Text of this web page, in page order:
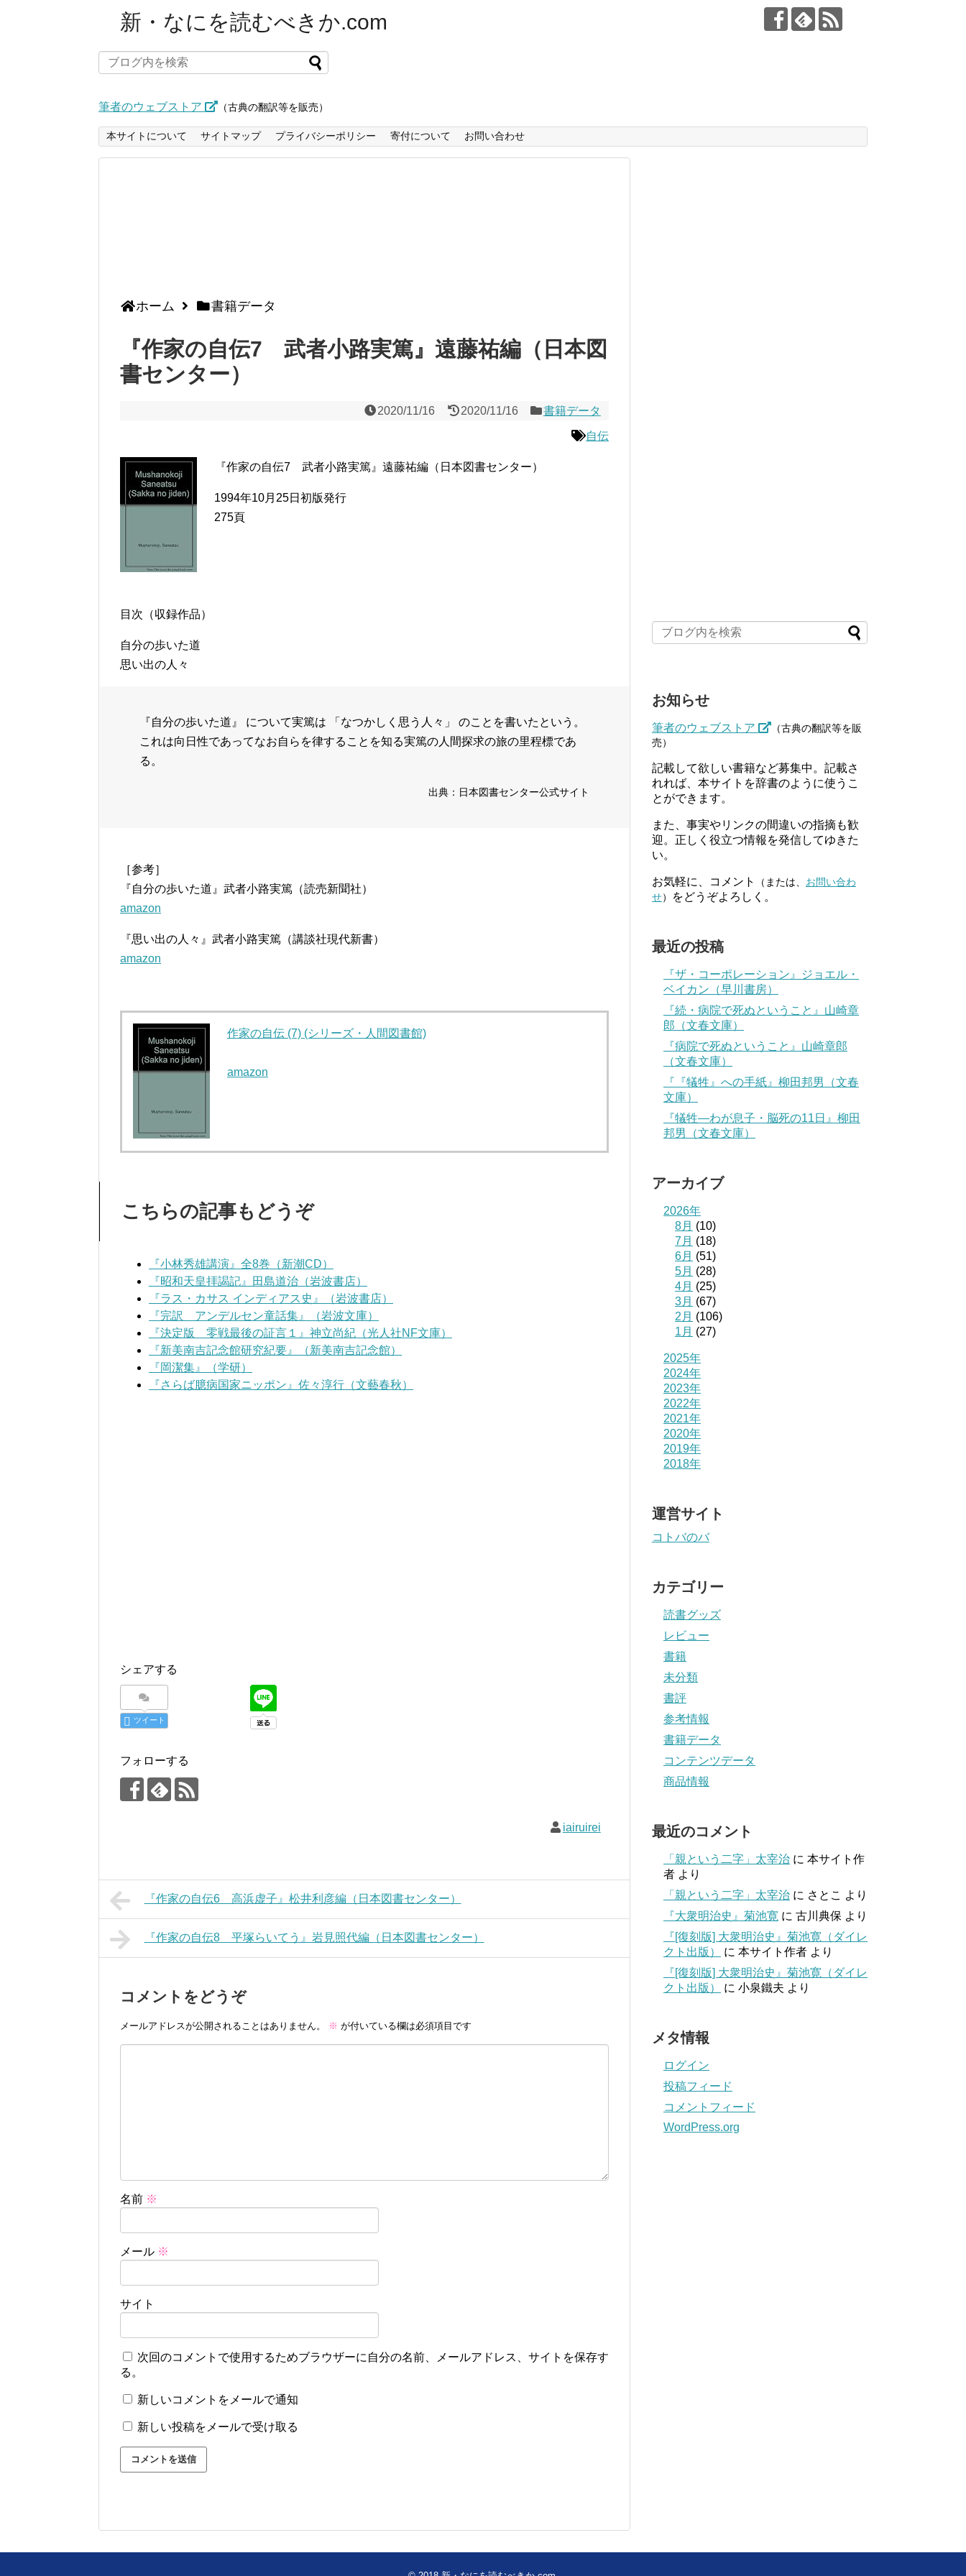
新・なにを読むべきか.com
筆者のウェブストア （古典の翻訳等を販売）
本サイトについて サイトマップ プライバシーポリシー 寄付について お問い合わせ
ホーム 書籍データ
『作家の自伝7 武者小路実篤』遠藤祐編（日本図
書センター）
2020/11/16 2020/11/16 書籍データ
自伝
『作家の自伝7 武者小路実篤』遠藤祐編（日本図書センター）
1994年10月25日初版発行
275頁
目次（収録作品）
自分の歩いた道
思い出の人々
『自分の歩いた道』 について実篤は 「なつかしく思う人々」 のことを書いたという。
これは向日性であってなお自らを律することを知る実篤の人間探求の旅の里程標であ
る。
出典：日本図書センター公式サイト
［参考］
『自分の歩いた道』武者小路実篤（読売新聞社）
amazon
『思い出の人々』武者小路実篤（講談社現代新書）
amazon
作家の自伝 (7) (シリーズ・人間図書館)
amazon
こちらの記事もどうぞ
『小林秀雄講演』全8巻（新潮CD）
『昭和天皇拝謁記』田島道治（岩波書店）
『ラス・カサス インディアス史』（岩波書店）
『完訳 アンデルセン童話集』（岩波文庫）
『決定版 零戦最後の証言１』神立尚紀（光人社NF文庫）
『新美南吉記念館研究紀要』（新美南吉記念館）
『岡潔集』（学研）
『さらば臆病国家ニッポン』佐々淳行（文藝春秋）
シェアする
ツイート
フォローする
iairuirei
『作家の自伝6 高浜虚子』松井利彦編（日本図書センター）
『作家の自伝8 平塚らいてう』岩見照代編（日本図書センター）
コメントをどうぞ
メールアドレスが公開されることはありません。 ※ が付いている欄は必須項目です
名前 ※
メール ※
サイト
次回のコメントで使用するためブラウザーに自分の名前、メールアドレス、サイトを保存す
る。
新しいコメントをメールで通知
新しい投稿をメールで受け取る
お知らせ
筆者のウェブストア
（古典の翻訳等を販
売）
記載して欲しい書籍など募集中。記載さ
れれば、本サイトを辞書のように使うこ
とができます。
また、事実やリンクの間違いの指摘も歓
迎。正しく役立つ情報を発信してゆきた
い。
お気軽に、コメント （または、 お問い合わ
せ） をどうぞよろしく。
最近の投稿
『ザ・コーポレーション』ジョエル・
ベイカン（早川書房）
『続・病院で死ぬということ』山崎章
郎（文春文庫）
『病院で死ぬということ』山崎章郎
（文春文庫）
『『犠牲』への手紙』柳田邦男（文春
文庫）
『犠牲―わが息子・脳死の11日』柳田
邦男（文春文庫）
アーカイブ
2026年
8月 (10)
7月 (18)
6月 (51)
5月 (28)
4月 (25)
3月 (67)
2月 (106)
1月 (27)
2025年
2024年
2023年
2022年
2021年
2020年
2019年
2018年
運営サイト
コトバのバ
カテゴリー
読書グッズ
レビュー
書籍
未分類
書評
参考情報
書籍データ
コンテンツデータ
商品情報
最近のコメント
「親という二字」太宰治 に 本サイト作
者 より
「親という二字」太宰治 に さとこ より
『大衆明治史』菊池寛 に 古川典保 より
『[復刻版] 大衆明治史』菊池寛（ダイレ
クト出版）
に 本サイト作者 より
『[復刻版] 大衆明治史』菊池寛（ダイレ
クト出版）
に 小泉鐵夫 より
メタ情報
ログイン
投稿フィード
コメントフィード
WordPress.org